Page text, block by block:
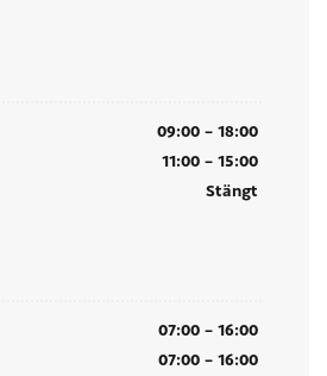
09:00 – 18:00
11:00 – 15:00
Stängt
07:00 – 16:00
07:00 – 16:00